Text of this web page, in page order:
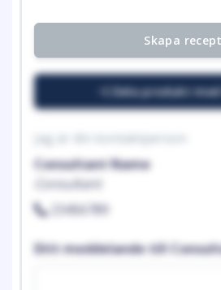
Skapa recept
Dela produkt
Jag är din kontaktperson
Consultant Name
Consultant
23456789
Ditt meddelande till